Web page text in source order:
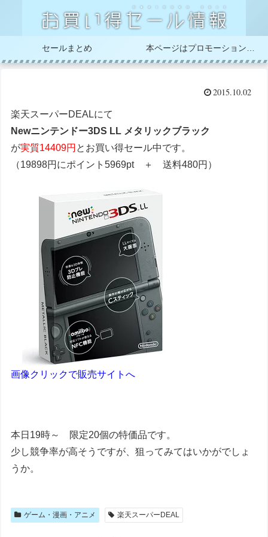
セールまとめ
2015.10.02
楽天スーパーDEALにて
Newニンテンドー3DS LL メタリックブラック
が実質14409円 とお買い得セール中です。
（19898円にポイント5969pt ＋ 送料480円）
画像クリックで販売サイトへ
本日19時～ 限定20個の特価品です。
少し競争率が高そうですが、狙ってみてはいかがでしょ
うか。
ゲーム・漫画・アニメ 楽天スーパーDEAL